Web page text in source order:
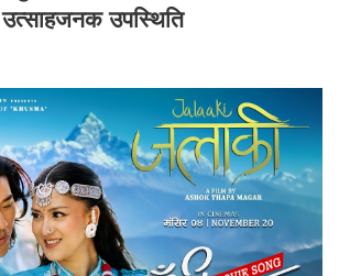
उत्साहजनक उपस्थिति